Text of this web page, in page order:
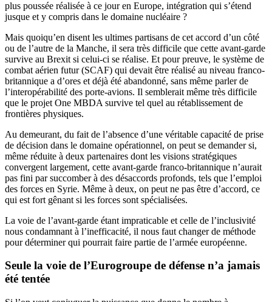
plus poussée réalisée à ce jour en Europe, intégration qui s’étend
jusque et y compris dans le domaine nucléaire ?
Mais quoiqu’en disent les ultimes partisans de cet accord d’un côté
ou de l’autre de la Manche, il sera très difficile que cette avant-garde
survive au Brexit si celui-ci se réalise. Et pour preuve, le système de
combat aérien futur (SCAF) qui devait être réalisé au niveau franco-
britannique a d’ores et déjà été abandonné, sans même parler de
l’interopérabilité des porte-avions. Il semblerait même très difficile
que le projet One MBDA survive tel quel au rétablissement de
frontières physiques.
Au demeurant, du fait de l’absence d’une véritable capacité de prise
de décision dans le domaine opérationnel, on peut se demander si,
même réduite à deux partenaires dont les visions stratégiques
convergent largement, cette avant-garde franco-britannique n’aurait
pas fini par succomber à des désaccords profonds, tels que l’emploi
des forces en Syrie. Même à deux, on peut ne pas être d’accord, ce
qui est fort gênant si les forces sont spécialisées.
La voie de l’avant-garde étant impraticable et celle de l’inclusivité
nous condamnant à l’inefficacité, il nous faut changer de méthode
pour déterminer qui pourrait faire partie de l’armée européenne.
Seule la voie de l’Eurogroupe de défense n’a jamais
été tentée